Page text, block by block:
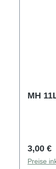
MH
3,00 €
Preise